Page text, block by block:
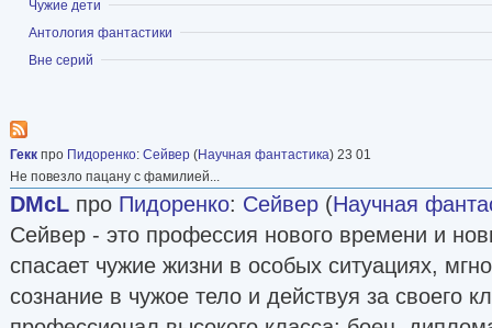
Фантастику, как, собственно, и всю прочую
литературу я взахлёб читал с самого
даже получил в городской детской
Позже, когда отец служил в Группе
(ГСВГ) вообще представилась уникальная
библиотеке имелось множество прекрасно
сочинений. И вот я брал Вальтера Скотта
всё, с первого до последнего тома. Читал в
минуту, даже на ходу ухитрялся, честное
любил особенно. А что можно тогда было
Показать
Чужие дети
Показать
Антология фантастики
Показать
Вне серий
Гекк про Пидоренко: Сейвер (Научная фантастика) 23 01
Не повезло пацану с фамилией...
DMcL про Пидоренко: Сейвер (Научная
Сейвер - это профессия нового времени и
спасает чужие жизни в особых ситуациях,
сознание в чужое тело и действуя за своего